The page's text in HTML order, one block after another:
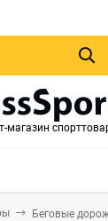
магазин
Беговые